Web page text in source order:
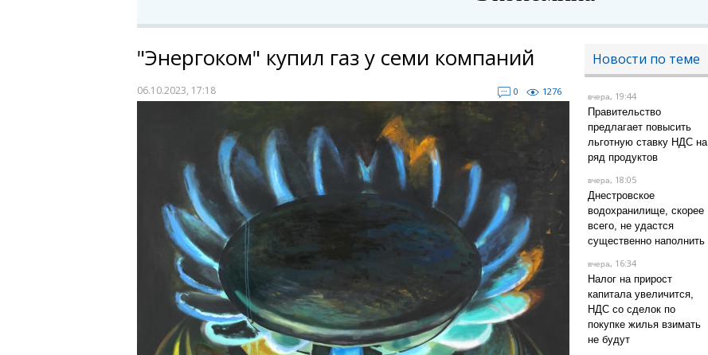
"Энергоком" купил газ у семи компаний
06.10.2023, 17:18 0 1276
Новости по теме
вчера, 19:44
Правительство
предлагает повысить
льготную ставку НДС на
ряд продуктов
вчера, 18:05
Днестровское
водохранилище, скорее
всего, не удастся
существенно наполнить
вчера, 16:34
Налог на прирост
капитала увеличится,
НДС со сделок по
покупке жилья взимать
не будут